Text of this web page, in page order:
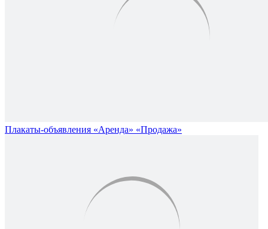
Плакаты-объявления «Аренда» «Продажа»